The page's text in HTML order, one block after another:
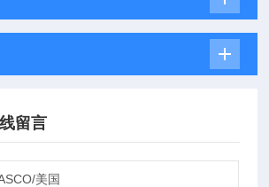
留言
美国